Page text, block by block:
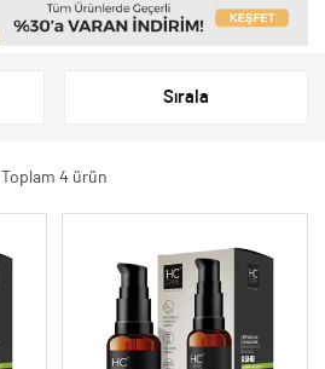
Sırala
Toplam 4 ürün